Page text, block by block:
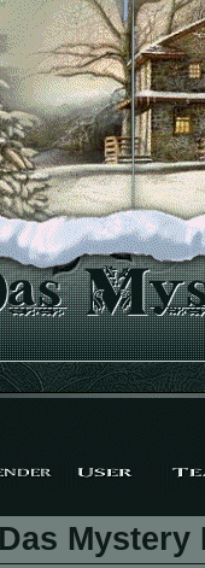
Mystery